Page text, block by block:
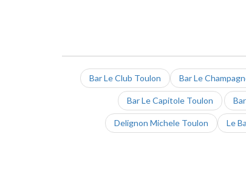
Bar Le Club Toulon Bar Le
Bar Le Capitole Toulon
Delignon Michele Toulon Le